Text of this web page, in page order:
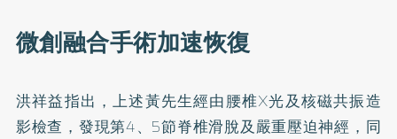
微創融合手術加速恢復
洪祥益指出，上述黃先生經由腰椎X光及核磁共振造
影檢查，發現第4、5節脊椎滑脫及嚴重壓迫神經，同